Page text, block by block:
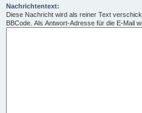
Nachrichtentext:
Diese Nachricht wird als reiner Text
BBCode. Als Antwort-Adresse für die E-Mail